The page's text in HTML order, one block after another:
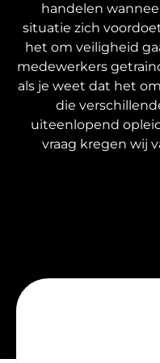
handelen
situatie zich
het om veiligheid
medewerkers
als je weet dat het
die
uiteenlopend
vraag kregen wij